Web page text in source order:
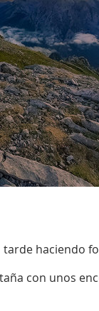
tarde haciendo
con unos